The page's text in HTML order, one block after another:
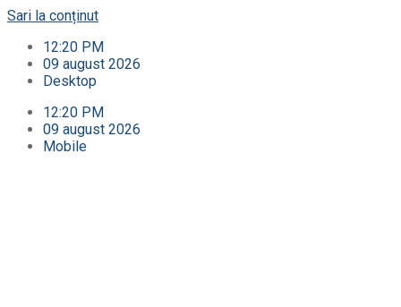
Sari la conținut
12:20 PM
09 august 2026
Desktop
12:20 PM
09 august 2026
Mobile